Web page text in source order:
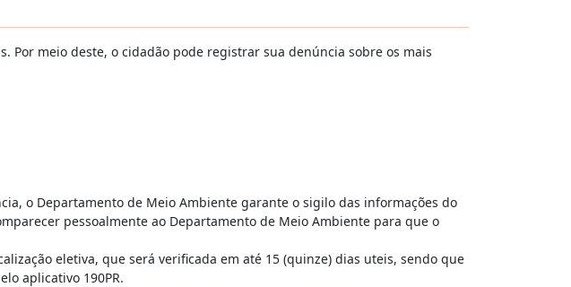
meio deste, o cidadão pode registrar sua denúncia sobre os mais
o Departamento de Meio Ambiente garante o sigilo das informações do
pessoalmente ao Departamento de Meio Ambiente para que o
eletiva, que será verificada em até 15 (quinze) dias uteis, sendo que
aplicativo 190PR.